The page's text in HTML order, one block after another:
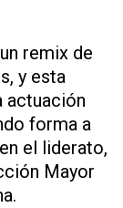
remix de
y esta
actuación
forma a
el liderato,
Mayor